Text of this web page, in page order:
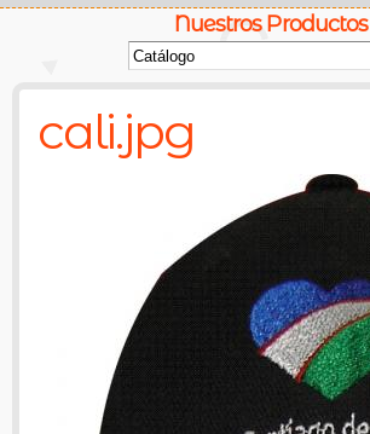
Usted está aquíNuestros Productos
cali.jpg